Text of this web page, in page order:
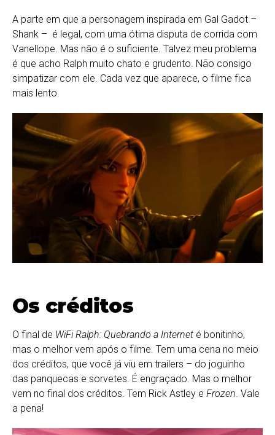
A parte em que a personagem inspirada em Gal Gadot –
Shank – é legal, com uma ótima disputa de corrida com
Vanellope. Mas não é o suficiente. Talvez meu problema
é que acho Ralph muito chato e grudento. Não consigo
simpatizar com ele. Cada vez que aparece, o filme fica
mais lento.
Os créditos
O final de WiFi Ralph: Quebrando a Internet é bonitinho,
mas o melhor vem após o filme. Tem uma cena no meio
dos créditos, que você já viu em trailers – do joguinho
das panquecas e sorvetes. É engraçado. Mas o melhor
vem no final dos créditos. Tem Rick Astley e Frozen. Vale
a pena!